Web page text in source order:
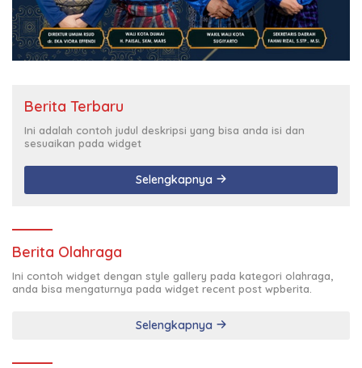
Berita Terbaru
Ini adalah contoh judul deskripsi yang bisa anda isi dan
sesuaikan pada widget
Selengkapnya
Berita Olahraga
Ini contoh widget dengan style gallery pada kategori olahraga,
anda bisa mengaturnya pada widget recent post wpberita.
Selengkapnya